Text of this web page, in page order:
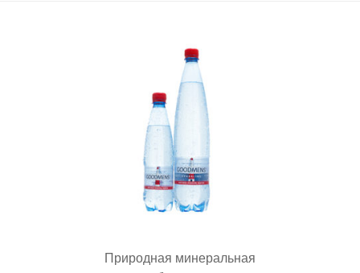
Природная минеральная